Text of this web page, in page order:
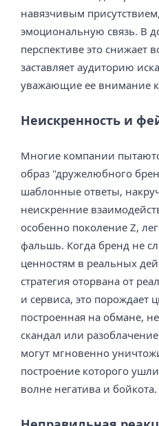
навязчивым
эмоциональную связь. В
перспективе это снижает
заставляет аудиторию
уважающие ее внимание
Неискренность и
Многие компании
образ "дружелюбного
шаблонные ответы,
неискренние
особенно поколение Z,
фальшь. Когда бренд не
ценностям в реальных
стратегия оторвана от
и сервиса, это порождает
построенная на обмане,
скандал или
могут мгновенно
построение которого
волне негатива и бойкота.